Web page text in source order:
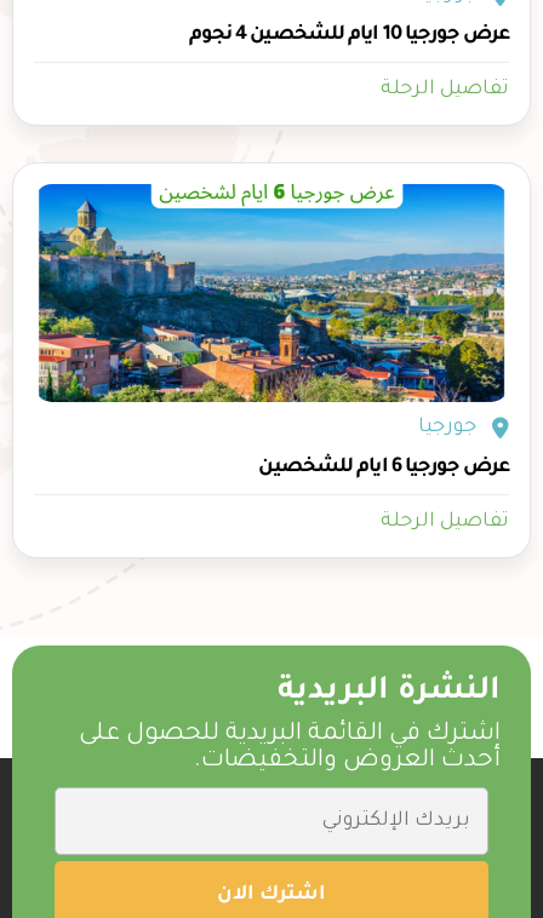
عرض جورجيا 10 ايام للشخصين 4 نجوم
تفاصيل الرحلة
جورجيا
عرض جورجيا 6 ايام للشخصين
تفاصيل الرحلة
النشرة البريدية
اشترك في القائمة البريدية للحصول على
أحدث العروض والتخفيضات.